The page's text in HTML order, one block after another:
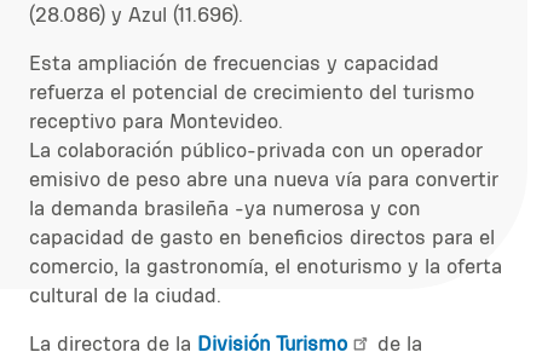
(28.086) y Azul (11.696).
Esta ampliación de frecuencias y capacidad
refuerza el potencial de crecimiento del turismo
receptivo para Montevideo.
La colaboración público-privada con un operador
emisivo de peso abre una nueva vía para convertir
la demanda brasileña -ya numerosa y con
capacidad de gasto en beneficios directos para el
comercio, la gastronomía, el enoturismo y la oferta
cultural de la ciudad.
La directora de la División Turismo
de la